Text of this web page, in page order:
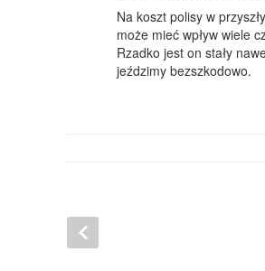
Na koszt polisy w
może mieć wpływ wiele
Rzadko jest on stały
jeździmy bezszkodowo.